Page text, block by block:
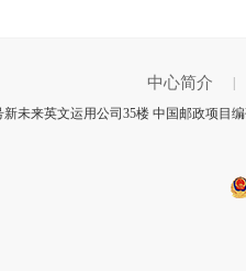
中心简介
未来英文运用公司35楼 中国邮政项目